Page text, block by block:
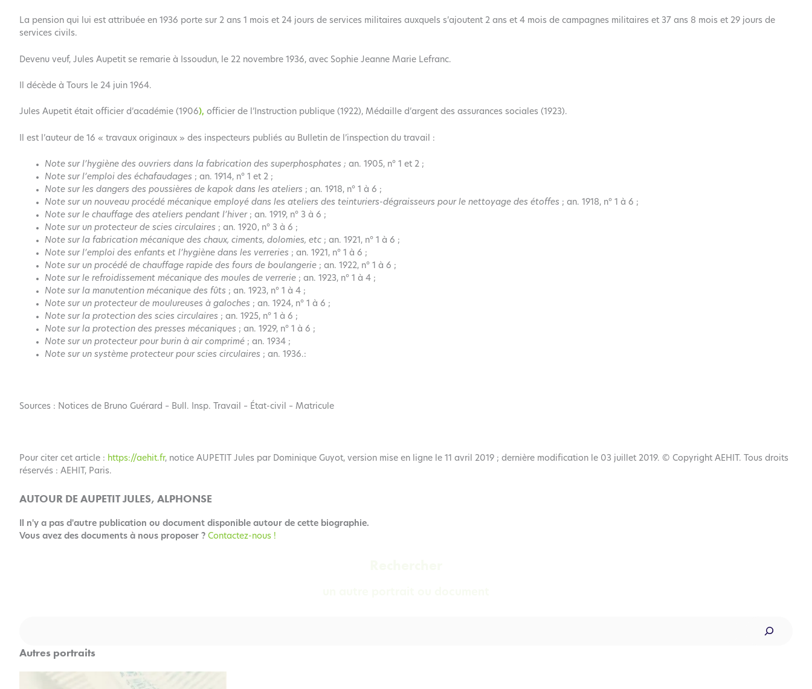
La pension qui lui est attribuée en 1936 porte sur 2 ans 1 mois et 24 jours de services militaires auxquels s’ajoutent 2 ans et 4 mois de campagnes militaires et 37 ans 8 mois et 29 jours de
services civils.
Devenu veuf, Jules Aupetit se remarie à Issoudun, le 22 novembre 1936, avec Sophie Jeanne Marie Lefranc.
Il décède à Tours le 24 juin 1964.
Jules Aupetit était officier d’académie (1906), officier de l’Instruction publique (1922), Médaille d’argent des assurances sociales (1923).
Il est l’auteur de 16 « travaux originaux » des inspecteurs publiés au Bulletin de l’inspection du travail :
Note sur l’hygiène des ouvriers dans la fabrication des superphosphates ; an. 1905, n° 1 et 2 ;
Note sur l’emploi des échafaudages ; an. 1914, n° 1 et 2 ;
Note sur les dangers des poussières de kapok dans les ateliers ; an. 1918, n° 1 à 6 ;
Note sur un nouveau procédé mécanique employé dans les ateliers des teinturiers-dégraisseurs pour le nettoyage des étoffes ; an. 1918, n° 1 à 6 ;
Note sur le chauffage des ateliers pendant l’hiver ; an. 1919, n° 3 à 6 ;
Note sur un protecteur de scies circulaires ; an. 1920, n° 3 à 6 ;
Note sur la fabrication mécanique des chaux, ciments, dolomies, etc ; an. 1921, n° 1 à 6 ;
Note sur l’emploi des enfants et l’hygiène dans les verreries ; an. 1921, n° 1 à 6 ;
Note sur un procédé de chauffage rapide des fours de boulangerie ; an. 1922, n° 1 à 6 ;
Note sur le refroidissement mécanique des moules de verrerie ; an. 1923, n° 1 à 4 ;
Note sur la manutention mécanique des fûts ; an. 1923, n° 1 à 4 ;
Note sur un protecteur de moulureuses à galoches ; an. 1924, n° 1 à 6 ;
Note sur la protection des scies circulaires ; an. 1925, n° 1 à 6 ;
Note sur la protection des presses mécaniques ; an. 1929, n° 1 à 6 ;
Note sur un protecteur pour burin à air comprimé ; an. 1934 ;
Note sur un système protecteur pour scies circulaires ; an. 1936.:
Sources : Notices de Bruno Guérard – Bull. Insp. Travail – État-civil – Matricule
Pour citer cet article : https://aehit.fr, notice AUPETIT Jules par Dominique Guyot, version mise en ligne le 11 avril 2019 ; dernière modification le 03 juillet 2019. © Copyright AEHIT. Tous droits
réservés : AEHIT, Paris.
AUTOUR DE AUPETIT JULES, ALPHONSE
Il n'y a pas d'autre publication ou document disponible autour de cette biographie.
Vous avez des documents à nous proposer ? Contactez-nous !
Autres portraits